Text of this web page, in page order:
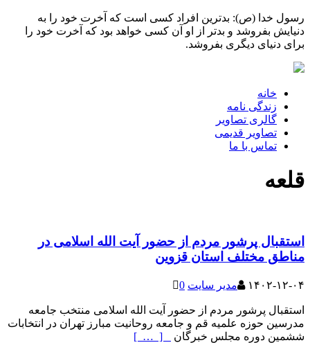
رسول خدا (ص): بدترین افراد کسی است که آخرت خود را به
دنیایش بفروشد و بدتر از او آن کسی خواهد بود که آخرت خود را
برای دنیای دیگری بفروشد.
خانه
زندگی نامه
گالری تصاویر
تصاویر قدیمی
تماس با ما
قلعه
استقبال پرشور مردم از حضور آیت الله اسلامی در
مناطق مختلف استان قزوین
۱۴۰۲-۱۲-۰۴ مدیر سایت 0
استقبال پرشور مردم از حضور آیت الله اسلامی منتخب جامعه
مدرسین حوزه علمیه قم و جامعه روحانیت مبارز تهران در انتخابات
ششمین دوره مجلس خبرگان
[ … ]